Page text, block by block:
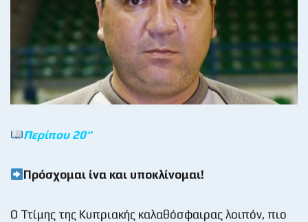
Περίπου 20“
Πρόσχομαι ίνα και υποκλίνομαι!
Ο Ττίμης της Κυπριακής καλαθόσφαιρας λοιπόν, πιο